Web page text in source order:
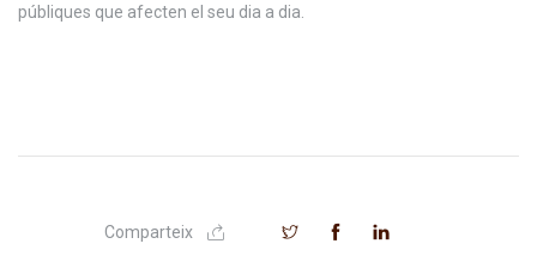
públiques que afecten el seu dia a dia.
Comparteix